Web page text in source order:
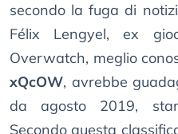
secondo la fuga di
Félix Lengyel, ex
Overwatch, meglio
xQcOW, avrebbe
da agosto 2019,
Secondo questa